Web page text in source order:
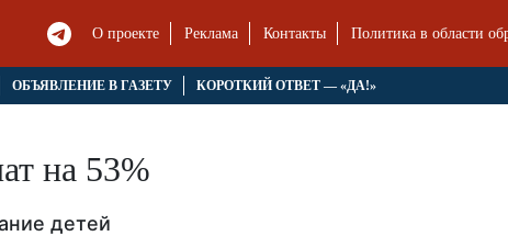
О проекте Реклама Контакты Политика в области
ОБЪЯВЛЕНИЕ В ГАЗЕТУ КОРОТКИЙ ОТВЕТ — «ДА!»
на 53%
детей